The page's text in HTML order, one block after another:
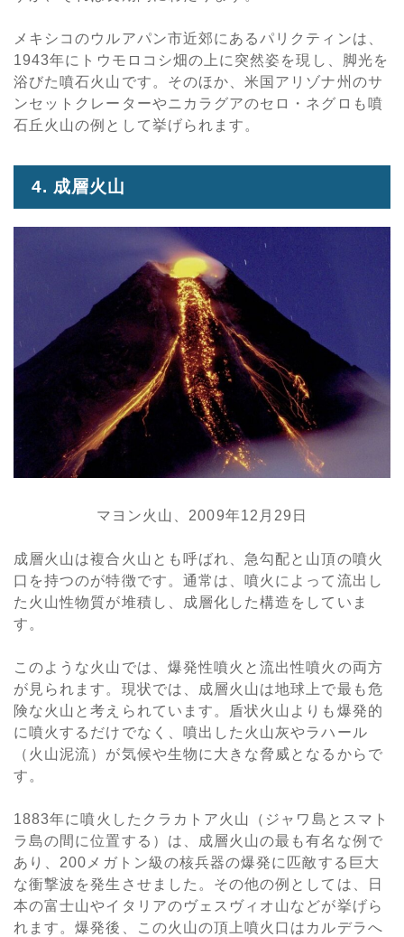
メキシコのウルアパン市近郊にあるパリクティンは、
1943年にトウモロコシ畑の上に突然姿を現し、脚光を
浴びた噴石火山です。そのほか、米国アリゾナ州のサ
ンセットクレーターやニカラグアのセロ・ネグロも噴
石丘火山の例として挙げられます。
4. 成層火山
マヨン火山、2009年12月29日
成層火山は複合火山とも呼ばれ、急勾配と山頂の噴火
口を持つのが特徴です。通常は、噴火によって流出し
た火山性物質が堆積し、成層化した構造をしていま
す。
このような火山では、爆発性噴火と流出性噴火の両方
が見られます。現状では、成層火山は地球上で最も危
険な火山と考えられています。盾状火山よりも爆発的
に噴火するだけでなく、噴出した火山灰やラハール
（火山泥流）が気候や生物に大きな脅威となるからで
す。
1883年に噴火したクラカトア火山（ジャワ島とスマト
ラ島の間に位置する）は、成層火山の最も有名な例で
あり、200メガトン級の核兵器の爆発に匹敵する巨大
な衝撃波を発生させました。その他の例としては、日
本の富士山やイタリアのヴェスヴィオ山などが挙げら
れます。爆発後、この火山の頂上噴火口はカルデラへ